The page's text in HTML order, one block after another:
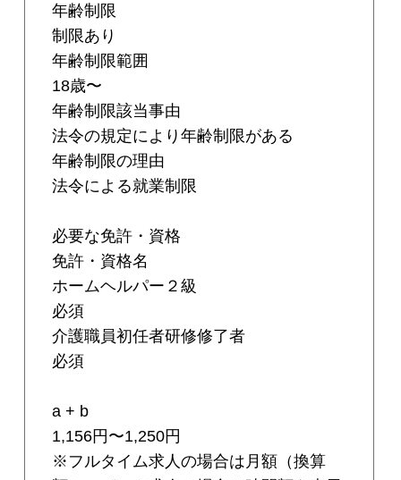
年齢制限
制限あり
年齢制限範囲
18歳〜
年齢制限該当事由
法令の規定により年齢制限がある
年齢制限の理由
法令による就業制限
必要な免許・資格
免許・資格名
ホームヘルパー２級
必須
介護職員初任者研修修了者
必須
a + b
1,156円〜1,250円
※フルタイム求人の場合は月額（換算